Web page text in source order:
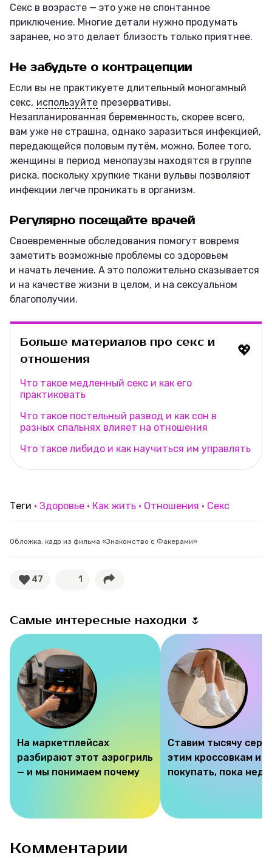
Секс в возрасте — это уже не спонтанное
приключение. Многие детали нужно продумать
заранее, но это делает близость только приятнее.
Не забудьте о контрацепции
Если вы не практикуете длительный моногамный
секс, используйте презервативы.
Незапланированная беременность, скорее всего,
вам уже не страшна, однако заразиться инфекцией,
передающейся половым путём, можно. Более того,
женщины в период менопаузы находятся в группе
риска, поскольку хрупкие ткани вульвы позволяют
инфекции легче проникать в организм.
Регулярно посещайте врачей
Своевременные обследования помогут вовремя
заметить возможные проблемы со здоровьем
и начать лечение. А это положительно сказывается
и на качестве жизни в целом, и на сексуальном
благополучии.
Больше материалов про секс и
отношения
💖
Что такое медленный секс и как его
практиковать
Что такое постельный развод и как сон в
разных спальнях влияет на отношения
Что такое либидо и как научиться им управлять
Теги Здоровье Как жить Отношения Секс
Обложка: кадр из фильма «Знакомство с Факерами»
47 1
Самые интересные находки 🌷
На маркетплейсах
разбирают этот аэрогриль
— и мы понимаем почему
Ставим тысячу
этим кроссовкам и
покупать, пока
Комментарии